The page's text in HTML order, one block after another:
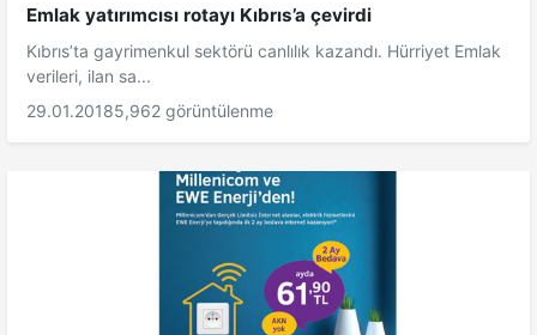
Emlak yatırımcısı rotayı Kıbrıs’a çevirdi
Kıbrıs’ta gayrimenkul sektörü canlılık kazandı. Hürriyet Emlak
verileri, ilan sa...
29.01.20185,962 görüntülenme